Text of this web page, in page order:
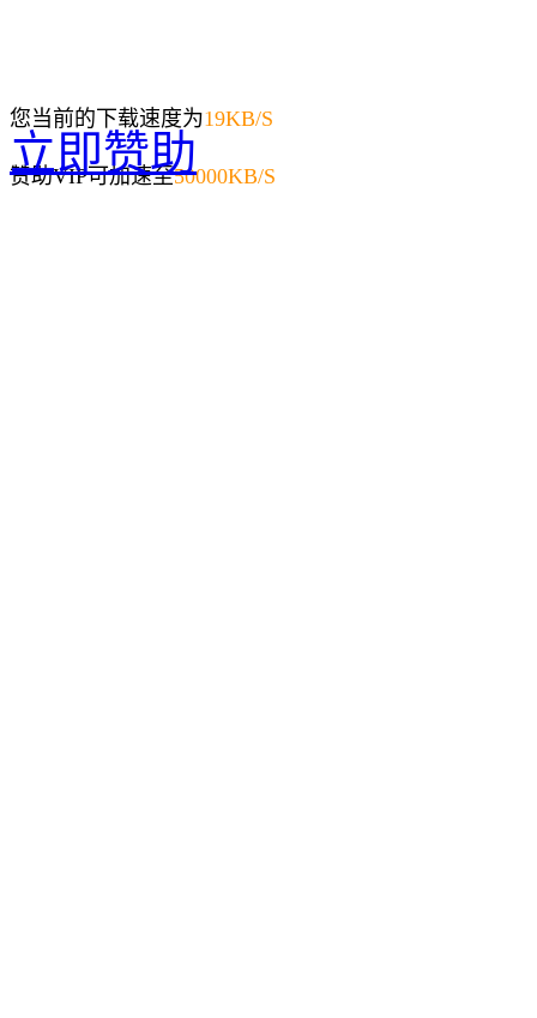
您当前的下载速度为19KB/S
赞助VIP可加速至50000KB/S
立即赞助